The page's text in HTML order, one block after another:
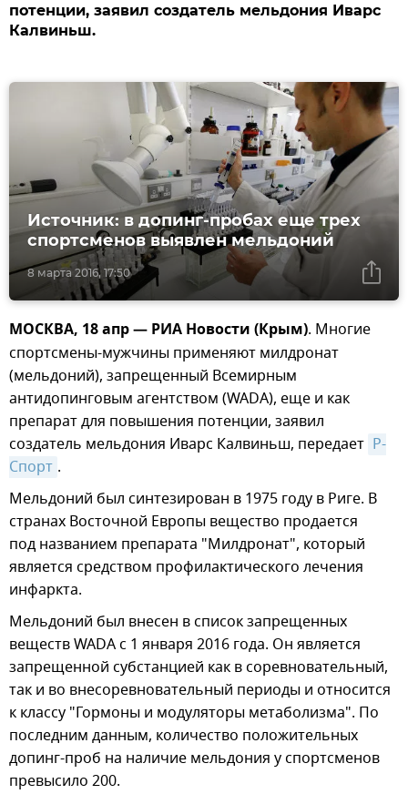
потенции, заявил создатель мельдония Иварс
Калвиньш.
8 марта 2016, 17:50
Источник: в допинг-пробах еще трех
спортсменов выявлен мельдоний
МОСКВА, 18 апр — РИА Новости (Крым). Многие
спортсмены-мужчины применяют милдронат
(мельдоний), запрещенный Всемирным
антидопинговым агентством (WADA), еще и как
препарат для повышения потенции, заявил
создатель мельдония Иварс Калвиньш, передает Р-
Спорт .
Мельдоний был синтезирован в 1975 году в Риге. В
странах Восточной Европы вещество продается
под названием препарата "Милдронат", который
является средством профилактического лечения
инфаркта.
Мельдоний был внесен в список запрещенных
веществ WADA с 1 января 2016 года. Он является
запрещенной субстанцией как в соревновательный,
так и во внесоревновательный периоды и относится
к классу "Гормоны и модуляторы метаболизма". По
последним данным, количество положительных
допинг-проб на наличие мельдония у спортсменов
превысило 200.